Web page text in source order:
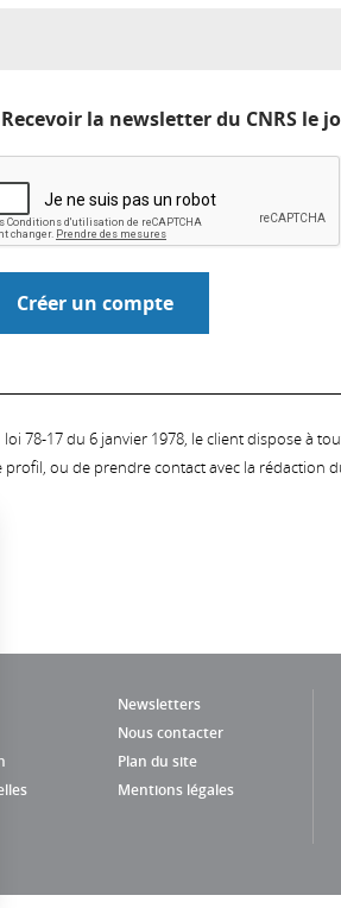
Recevoir la newsletter du CNRS le
78-17 du 6 janvier 1978, le client dispose à
ou de prendre contact avec la rédaction
Newsletters
Nous contacter
Plan du site
Mentions légales